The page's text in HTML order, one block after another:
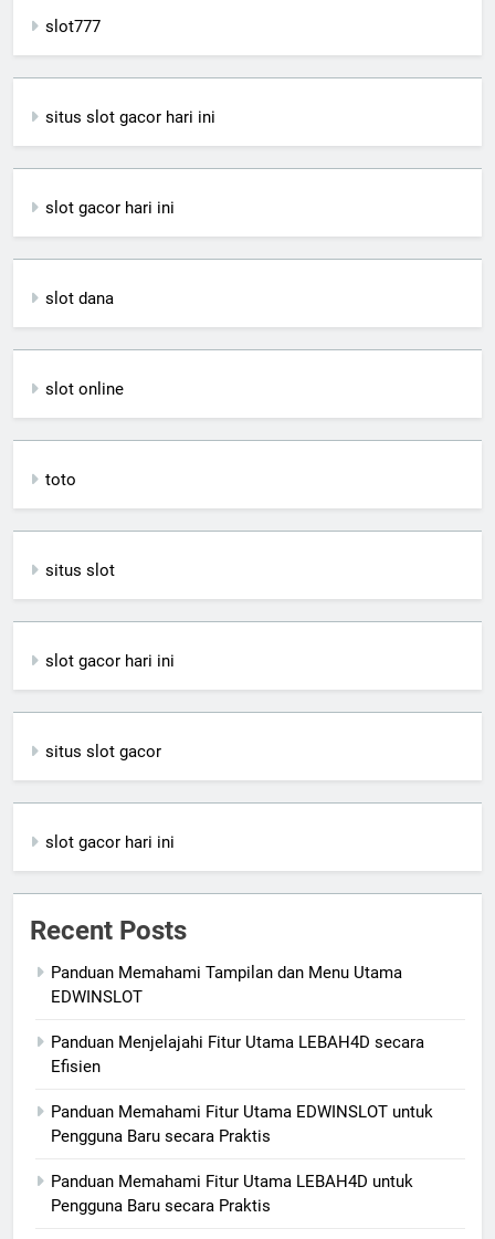
slot777
situs slot gacor hari ini
slot gacor hari ini
slot dana
slot online
toto
situs slot
slot gacor hari ini
situs slot gacor
slot gacor hari ini
Recent Posts
Panduan Memahami Tampilan dan Menu Utama
EDWINSLOT
Panduan Menjelajahi Fitur Utama LEBAH4D secara
Efisien
Panduan Memahami Fitur Utama EDWINSLOT untuk
Pengguna Baru secara Praktis
Panduan Memahami Fitur Utama LEBAH4D untuk
Pengguna Baru secara Praktis